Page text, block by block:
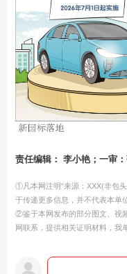
责任编辑： 李小艳；一审
①凡本网注明“来源：XXX(非包
于传递更多信息，并不代表本单
②鉴于本网发布的部分图文、视
网联系，提供相关证明材料，我